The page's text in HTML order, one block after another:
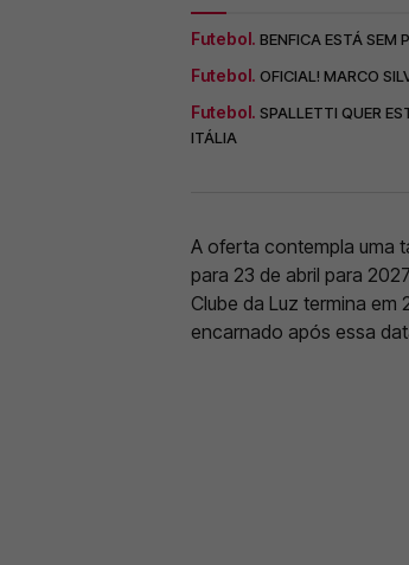
Futebol. BENFICA ESTÁ SEM
Futebol. OFICIAL! MARCO
Futebol. SPALLETTI QUER
ITÁLIA
A oferta contempla uma
para 23 de abril para
Clube da Luz termina em
encarnado após essa